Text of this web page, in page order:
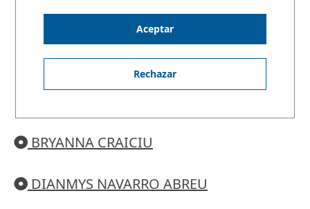
NIVEL 2: Alumnos de 3 y 4 de ESO
Haz clic sobre el nombre del alumno para
escuchar su Microrrelato.
BRYANNA CRAICIU
DIANMYS NAVARRO ABREU
Aceptar
Rechazar